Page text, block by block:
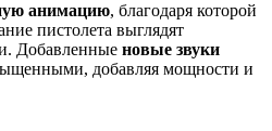
анимацию, благодаря которой
пистолета выглядят
Добавленные новые звуки
добавляя мощности и